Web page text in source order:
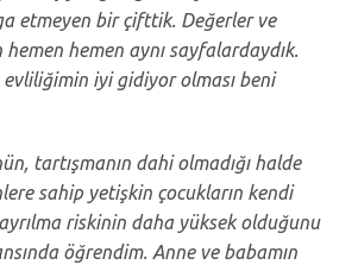
etmeyen bir çifttik. Değerler ve
hemen hemen aynı sayfalardaydık.
iyi gidiyor olması beni
tartışmanın dahi olmadığı halde
sahip yetişkin çocukların kendi
riskinin daha yüksek olduğunu
öğrendim. Anne ve babamın